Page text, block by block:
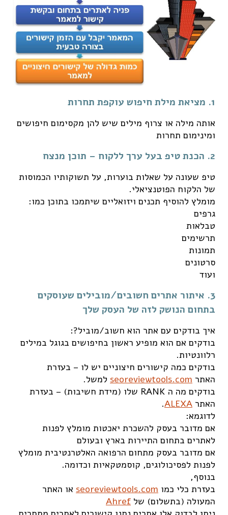
1. מציאת מילת חיפוש עוקפת תחרות
אותה מילה או צרוף מילים שיש להן מקסימום חיפושים
ומינימום תחרות
2. הכנת טיפ בעל ערך ללקוח – תוכן מנצח
טיפ שעונה על שאלות בוערות, על תשוקותיו הכמוסות
של הלקוח הפוטנציאלי.
מומלץ להוסיף תכנים ויזואליים שיתמכו בתוכן כמו:
גרפים
טבלאות
תרשימים
תמונות
סרטונים
ועוד
3. איתור אתרים חשובים/מובילים שעוסקים
בתחום הנושק לזה של העסק שלך
איך בודקים עם אתר הוא חשוב/מוביל?:
בודקים אם הוא מופיע ראשון בחיפושים בגוגל במילים
רלוונטיות.
בודקים כמה קישורים חיצוניים יש לו – בעזרת
האתר seoreviewtools.com למשל.
בודקים מה ה RANK שלו (מידת חשיבות) – בעזרת
האתר ALEXA
.
לדוגמא:
אם מדובר בעסק להשכרת יאכטות מומלץ לפנות
לאתרים בתחום התיירות בארץ ובעולם
אם מדובר בעסק מתחום הרפואה האלטרנטיבית מומלץ
לפנות לפסיכולוגים, קוסמטקאיות וכדומה.
בנוסף,
בעזרת כלי כמו seoreviewtools.com או האתר
המעולה (בתשלום) של Ahref